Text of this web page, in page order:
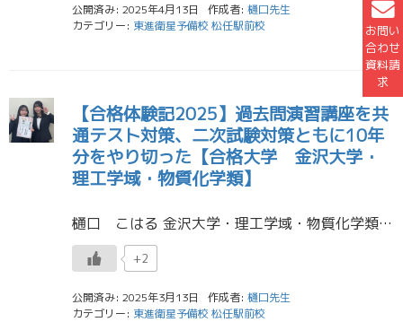
お問い
合わせ
資料請
求
公開済み: 2025年4月13日 作成者: 樋口先生
カテゴリー: 東進衛星予備校 松任駅前校
【合格体験記2025】過去問演習講座を共
通テスト対策、二次試験対策ともに10年
分をやり切った【合格大学 金沢大学・
理工学域・物質化学類】
樋口 こはる 金沢大学・理工学域・物質化学類 金沢二水高校 志望校合格に向けて私が一番頑張ったことは、過去問演習講座を共通テスト対策、二次試験対策ともに10年分をやり切ったことです。そして、わからないところを洗い出 […]
+2
公開済み: 2025年3月13日 作成者: 樋口先生
カテゴリー: 東進衛星予備校 松任駅前校